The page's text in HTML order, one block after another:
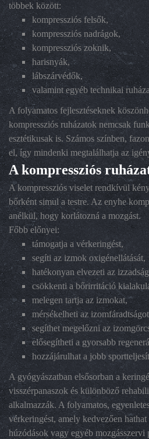
többek között:
kompressziós felsők,
kompressziós nadrágok,
kompressziós zoknik,
harisnyák,
lábszárvédők,
valamint egyéb technikai
A folyamatos fejlesztéseknek
kompressziós ruházatok nemcsak
esztétikusak is. Számos színben,
el, így mindenki megtalálhatja az
A kompressziós
A kompressziós viselet rendkívül
bőrként simul a testre. Az enyhe
anélkül, hogy korlátozná a mozgást.
Főbb előnyei:
támogatja a vérkeringést,
segíti az izmok oxigénellátását,
hatékonyan elvezeti az
csökkenti a bőrirritáció
melegen tartja az izmokat,
mérsékelheti az
segíthet megelőzni az
elősegítheti a gyorsabb
hozzájárulhat a jobb
A gyógyászatban elsősorban a
visszérpanaszok és különböző
alkalmazzák. A folyamatos,
vérkeringést, amely kedvezően hathat
húzódások vagy egyéb